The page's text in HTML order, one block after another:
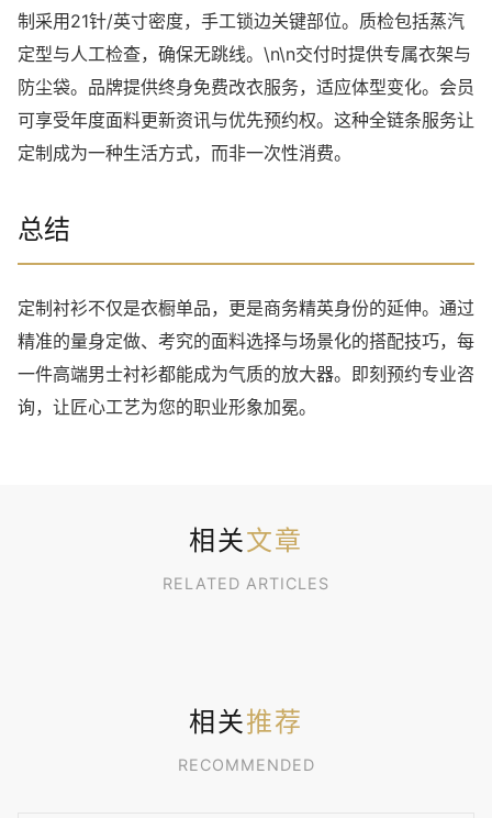
制采用21针/英寸密度，手工锁边关键部位。质检包括蒸汽
定型与人工检查，确保无跳线。\n\n交付时提供专属衣架与
防尘袋。品牌提供终身免费改衣服务，适应体型变化。会员
可享受年度面料更新资讯与优先预约权。这种全链条服务让
定制成为一种生活方式，而非一次性消费。
总结
定制衬衫不仅是衣橱单品，更是商务精英身份的延伸。通过
精准的量身定做、考究的面料选择与场景化的搭配技巧，每
一件高端男士衬衫都能成为气质的放大器。即刻预约专业咨
询，让匠心工艺为您的职业形象加冕。
相关文章
RELATED ARTICLES
相关推荐
RECOMMENDED